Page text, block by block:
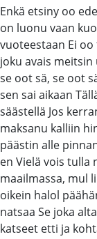
Enkä etsiny oo
on luonu vaan
vuoteestaan Ei
joku avais meitsin
se oot sä, se oot
sen sai aikaan
säästellä Jos
maksanu kalliin
päästin alle
en Vielä vois tulla
maailmassa, mul
oikein halol
natsaa Se joka
katseet etti ja